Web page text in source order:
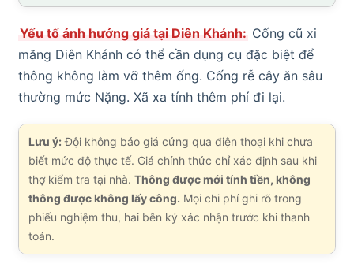
Yếu tố ảnh hưởng giá tại Diên Khánh: Cống cũ xi
măng Diên Khánh có thể cần dụng cụ đặc biệt để
thông không làm vỡ thêm ống. Cống rễ cây ăn sâu
thường mức Nặng. Xã xa tính thêm phí đi lại.
Lưu ý:Đội không báo giá cứng qua điện thoại khi chưa
biết mức độ thực tế. Giá chính thức chỉ xác định sau khi
thợ kiểm tra tại nhà. Thông được mới tính tiền, không
thông được không lấy công. Mọi chi phí ghi rõ trong
phiếu nghiệm thu, hai bên ký xác nhận trước khi thanh
toán.